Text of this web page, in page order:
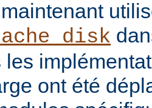
les
ont été